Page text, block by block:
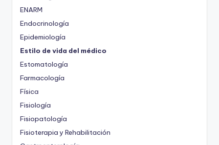
ENARM
Endocrinología
Epidemiología
Estilo de vida del médico
Estomatología
Farmacología
Física
Fisiología
Fisiopatología
Fisioterapia y Rehabilitación